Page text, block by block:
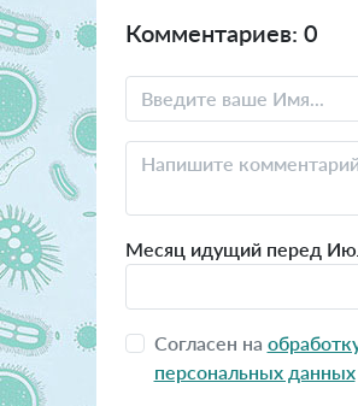
Комментариев: 0
Месяц идущий перед
Согласен на
персональных данных